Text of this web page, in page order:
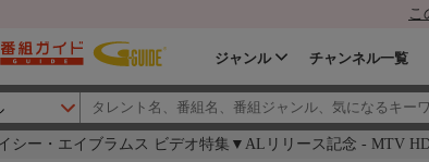
こ
ジャンル チャンネル一覧
シー・エイブラムス ビデオ特集▼ALリリース記念 - MTV